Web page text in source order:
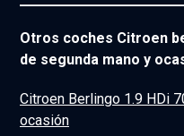
Otros coches Citroen
de segunda mano y
Citroen Berlingo 1.9 HDi
ocasión